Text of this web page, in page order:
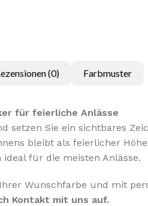
(0) Farbmuster
für feierliche Anlässe
setzen Sie ein sichtbares
bleibt als feierlicher
für die meisten Anlässe.
Wunschfarbe und mit
Kontakt mit uns auf.